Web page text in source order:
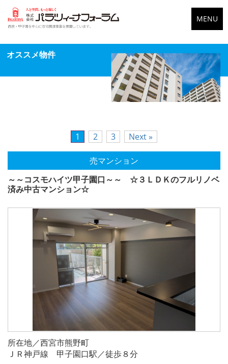
MENU
オススメ物件
1 2 3 Next »
売マンション
～～コスモハイツ甲子園口～～ ☆３ＬＤＫのフルリノベ
済み中古マンション☆
所在地／西宮市熊野町
ＪＲ神戸線 甲子園口駅／徒歩８分